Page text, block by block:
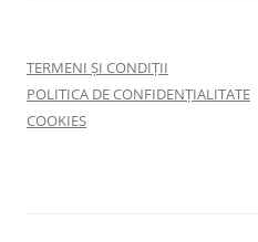
TERMENI ȘI CONDIȚII
POLITICA DE CONFIDENȚIALITATE
COOKIES